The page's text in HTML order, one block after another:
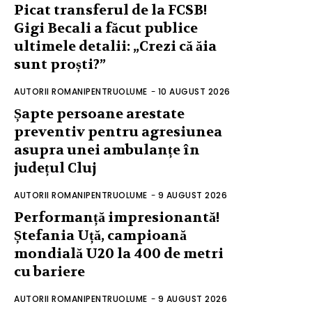
Picat transferul de la FCSB!
Gigi Becali a făcut publice
ultimele detalii: „Crezi că ăia
sunt proști?”
AUTORII ROMANIPENTRUOLUME - 10 AUGUST 2026
Șapte persoane arestate
preventiv pentru agresiunea
asupra unei ambulanțe în
județul Cluj
AUTORII ROMANIPENTRUOLUME - 9 AUGUST 2026
Performanță impresionantă!
Ștefania Uță, campioană
mondială U20 la 400 de metri
cu bariere
AUTORII ROMANIPENTRUOLUME - 9 AUGUST 2026